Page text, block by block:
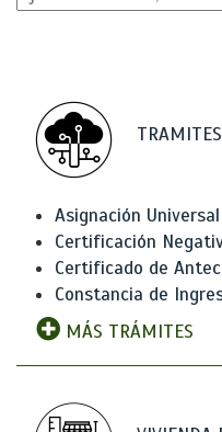
Asignación
Certificación
Certificado de
Constancia de
MÁS TRÁMITES